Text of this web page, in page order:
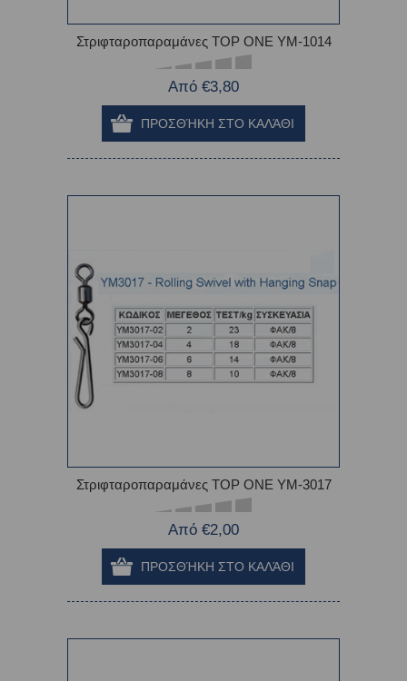
Στριφταροπαραμάνες TOP ONE YM-1014
Από €3,80
Στριφταροπαραμάνες TOP ONE YM-3017
Από €2,00